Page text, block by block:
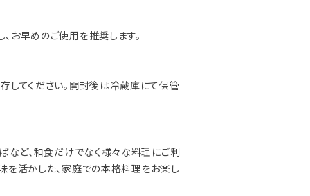
お早めのご使用を推奨します。
してください。開封後は冷蔵庫にて保管
など、和食だけでなく様々な料理にご利
を活かした、家庭での本格料理をお楽し